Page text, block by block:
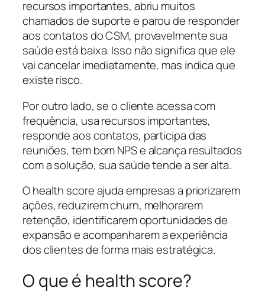
recursos importantes, abriu muitos
chamados de suporte e parou de responder
aos contatos do CSM, provavelmente sua
saúde está baixa. Isso não significa que ele
vai cancelar imediatamente, mas indica que
existe risco.
Por outro lado, se o cliente acessa com
frequência, usa recursos importantes,
responde aos contatos, participa das
reuniões, tem bom NPS e alcança resultados
com a solução, sua saúde tende a ser alta.
O health score ajuda empresas a priorizarem
ações, reduzirem churn, melhorarem
retenção, identificarem oportunidades de
expansão e acompanharem a experiência
dos clientes de forma mais estratégica.
O que é health score?